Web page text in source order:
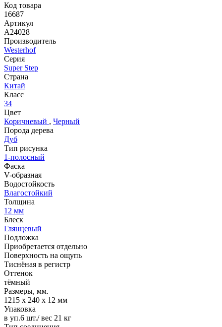
Код товара
16687
Артикул
A24028
Производитель
Westerhof
Серия
Super Step
Страна
Китай
Класс
34
Цвет
Коричневый , Черный
Порода дерева
Дуб
Тип рисунка
1-полосный
Фаска
V-образная
Водостойкость
Влагостойкий
Толщина
12 мм
Блеск
Глянцевый
Подложка
Приобретается отдельно
Поверхность на ощупь
Тиснёная в регистр
Оттенок
тёмный
Размеры, мм.
1215 х 240 х 12 мм
Упаковка
в уп.6 шт./ вес 21 кг